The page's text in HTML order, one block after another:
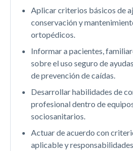
Aplicar criterios básicos de
conservación y
ortopédicos.
Informar a pacientes,
sobre el uso seguro de
de prevención de caídas.
Desarrollar habilidades de
profesional dentro de
sociosanitarios.
Actuar de acuerdo con
aplicable y